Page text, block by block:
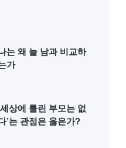
는 왜 늘 남과 비교하
가
세상에 틀린 부모는 없
’는 관점은 옳은가?